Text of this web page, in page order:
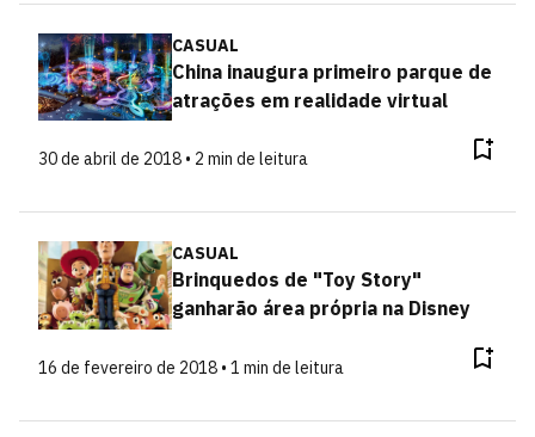
CASUAL
China inaugura primeiro parque de
atrações em realidade virtual
30 de abril de 2018 • 2 min de leitura
CASUAL
Brinquedos de "Toy Story"
ganharão área própria na Disney
16 de fevereiro de 2018 • 1 min de leitura